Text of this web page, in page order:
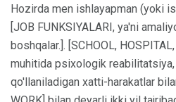
Hozirda men ishlayapman (yoki
[JOB FUNKSIYALARI, ya'ni
boshqalar.]. [SCHOOL,
muhitida psixologik
qo'llaniladigan xatti-harakatlar